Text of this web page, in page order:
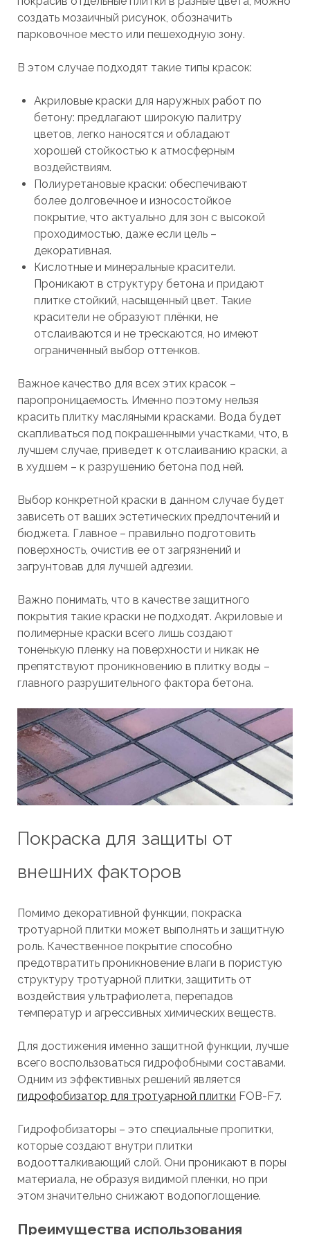
создать мозаичный рисунок, обозначить
парковочное место или пешеходную зону.
В этом случае подходят такие типы красок:
Акриловые краски для наружных работ по
бетону: предлагают широкую палитру
цветов, легко наносятся и обладают
хорошей стойкостью к атмосферным
воздействиям.
Полиуретановые краски: обеспечивают
более долговечное и износостойкое
покрытие, что актуально для зон с высокой
проходимостью, даже если цель –
декоративная.
Кислотные и минеральные красители.
Проникают в структуру бетона и придают
плитке стойкий, насыщенный цвет. Такие
красители не образуют плёнки, не
отслаиваются и не трескаются, но имеют
ограниченный выбор оттенков.
Важное качество для всех этих красок –
паропроницаемость. Именно поэтому нельзя
красить плитку масляными красками. Вода будет
скапливаться под покрашенными участками, что, в
лучшем случае, приведет к отслаиванию краски, а
в худшем – к разрушению бетона под ней.
Выбор конкретной краски в данном случае будет
зависеть от ваших эстетических предпочтений и
бюджета. Главное – правильно подготовить
поверхность, очистив ее от загрязнений и
загрунтовав для лучшей адгезии.
Важно понимать, что в качестве защитного
покрытия такие краски не подходят. Акриловые и
полимерные краски всего лишь создают
тоненькую пленку на поверхности и никак не
препятствуют проникновению в плитку воды –
главного разрушительного фактора бетона.
Покраска для защиты от
внешних факторов
Помимо декоративной функции, покраска
тротуарной плитки может выполнять и защитную
роль. Качественное покрытие способно
предотвратить проникновение влаги в пористую
структуру тротуарной плитки, защитить от
воздействия ультрафиолета, перепадов
температур и агрессивных химических веществ.
Для достижения именно защитной функции, лучше
всего воспользоваться гидрофобными составами.
Одним из эффективных решений является
гидрофобизатор для тротуарной плитки FOB-F7.
Гидрофобизаторы – это специальные пропитки,
которые создают внутри плитки
водоотталкивающий слой. Они проникают в поры
материала, не образуя видимой пленки, но при
этом значительно снижают водопоглощение.
Преимущества использования